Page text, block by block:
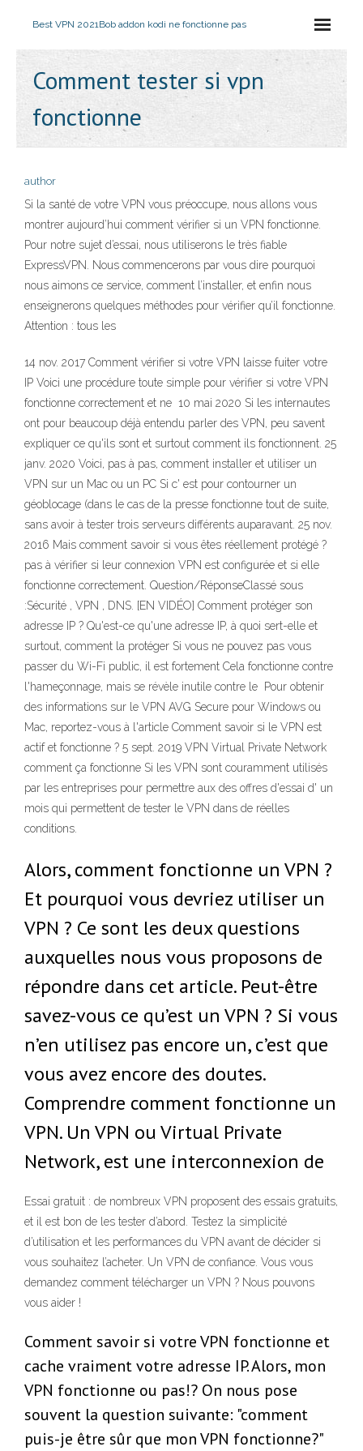
Best VPN 2021Bob addon kodi ne fonctionne pas
Comment tester si vpn
fonctionne
author
Si la santé de votre VPN vous préoccupe, nous allons vous
montrer aujourd’hui comment vérifier si un VPN fonctionne.
Pour notre sujet d’essai, nous utiliserons le très fiable
ExpressVPN. Nous commencerons par vous dire pourquoi
nous aimons ce service, comment l’installer, et enfin nous
enseignerons quelques méthodes pour vérifier qu’il fonctionne.
Attention : tous les
14 nov. 2017 Comment vérifier si votre VPN laisse fuiter votre
IP Voici une procédure toute simple pour vérifier si votre VPN
fonctionne correctement et ne 10 mai 2020 Si les internautes
ont pour beaucoup déjà entendu parler des VPN, peu savent
expliquer ce qu'ils sont et surtout comment ils fonctionnent. 25
janv. 2020 Voici, pas à pas, comment installer et utiliser un
VPN sur un Mac ou un PC Si c' est pour contourner un
géoblocage (dans le cas de la presse fonctionne tout de suite,
sans avoir à tester trois serveurs différents auparavant. 25 nov.
2016 Mais comment savoir si vous êtes réellement protégé ?
pas à vérifier si leur connexion VPN est configurée et si elle
fonctionne correctement. Question/RéponseClassé sous
:Sécurité , VPN , DNS. [EN VIDÉO] Comment protéger son
adresse IP ? Qu'est-ce qu'une adresse IP, à quoi sert-elle et
surtout, comment la protéger Si vous ne pouvez pas vous
passer du Wi-Fi public, il est fortement Cela fonctionne contre
l'hameçonnage, mais se révèle inutile contre le Pour obtenir
des informations sur le VPN AVG Secure pour Windows ou
Mac, reportez-vous à l'article Comment savoir si le VPN est
actif et fonctionne ? 5 sept. 2019 VPN Virtual Private Network
comment ça fonctionne Si les VPN sont couramment utilisés
par les entreprises pour permettre aux des offres d'essai d' un
mois qui permettent de tester le VPN dans de réelles
conditions.
Alors, comment fonctionne un VPN ?
Et pourquoi vous devriez utiliser un
VPN ? Ce sont les deux questions
auxquelles nous vous proposons de
répondre dans cet article. Peut-être
savez-vous ce qu’est un VPN ? Si vous
n’en utilisez pas encore un, c’est que
vous avez encore des doutes.
Comprendre comment fonctionne un
VPN. Un VPN ou Virtual Private
Network, est une interconnexion de
Essai gratuit : de nombreux VPN proposent des essais gratuits,
et il est bon de les tester d’abord. Testez la simplicité
d’utilisation et les performances du VPN avant de décider si
vous souhaitez l’acheter. Un VPN de confiance. Vous vous
demandez comment télécharger un VPN ? Nous pouvons
vous aider !
Comment savoir si votre VPN fonctionne et
cache vraiment votre adresse IP. Alors, mon
VPN fonctionne ou pas!? On nous pose
souvent la question suivante: "comment
puis-je être sûr que mon VPN fonctionne?"